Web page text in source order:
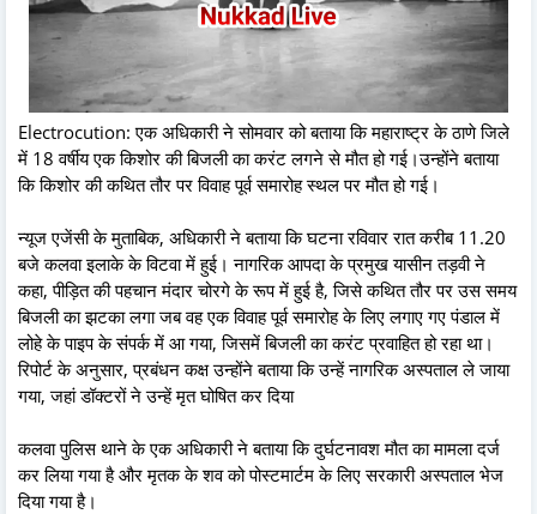
Electrocution: एक अधिकारी ने सोमवार को बताया कि महाराष्ट्र के ठाणे जिले
में 18 वर्षीय एक किशोर की बिजली का करंट लगने से मौत हो गई।उन्होंने बताया
कि किशोर की कथित तौर पर विवाह पूर्व समारोह स्थल पर मौत हो गई।
न्यूज एजेंसी के मुताबिक, अधिकारी ने बताया कि घटना रविवार रात करीब 11.20
बजे कलवा इलाके के विटवा में हुई। नागरिक आपदा के प्रमुख यासीन तड़वी ने
कहा, पीड़ित की पहचान मंदार चोरगे के रूप में हुई है, जिसे कथित तौर पर उस समय
बिजली का झटका लगा जब वह एक विवाह पूर्व समारोह के लिए लगाए गए पंडाल में
लोहे के पाइप के संपर्क में आ गया, जिसमें बिजली का करंट प्रवाहित हो रहा था।
रिपोर्ट के अनुसार, प्रबंधन कक्ष उन्होंने बताया कि उन्हें नागरिक अस्पताल ले जाया
गया, जहां डॉक्टरों ने उन्हें मृत घोषित कर दिया
कलवा पुलिस थाने के एक अधिकारी ने बताया कि दुर्घटनावश मौत का मामला दर्ज
कर लिया गया है और मृतक के शव को पोस्टमार्टम के लिए सरकारी अस्पताल भेज
दिया गया है।